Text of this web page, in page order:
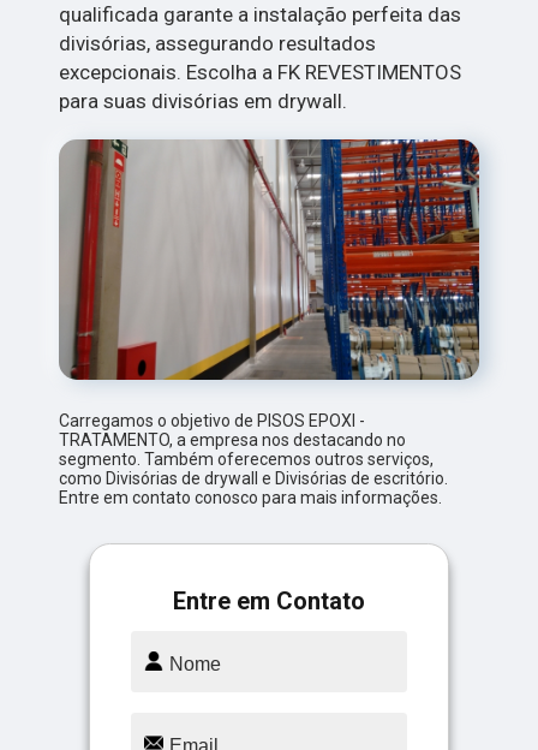
qualificada garante a instalação perfeita das
divisórias, assegurando resultados
excepcionais. Escolha a FK REVESTIMENTOS
para suas divisórias em drywall.
Carregamos o objetivo de PISOS EPOXI -
TRATAMENTO, a empresa nos destacando no
segmento. Também oferecemos outros serviços,
como Divisórias de drywall e Divisórias de escritório.
Entre em contato conosco para mais informações.
Entre em Contato